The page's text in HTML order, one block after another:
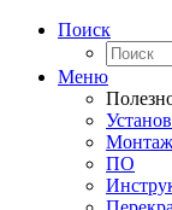
Поиск
Меню
Монтаж
ПО